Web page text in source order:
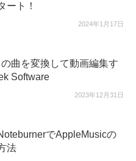
2024年1月17日
ート！
2023年12月31日
曲を変換して動画編集す
Software
でAppleMusicの
法